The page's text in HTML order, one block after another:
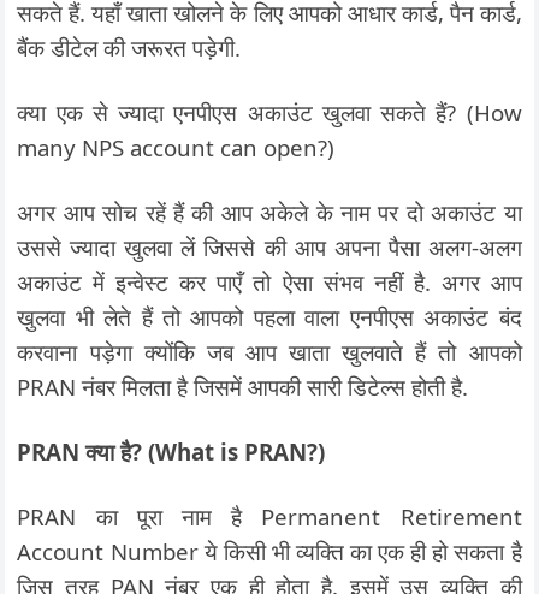
सकते हैं. यहाँ खाता खोलने के लिए आपको आधार कार्ड, पैन कार्ड,
बैंक डीटेल की जरूरत पड़ेगी.
क्या एक से ज्यादा एनपीएस अकाउंट खुलवा सकते हैं? (How
many NPS account can open?)
अगर आप सोच रहें हैं की आप अकेले के नाम पर दो अकाउंट या
उससे ज्यादा खुलवा लें जिससे की आप अपना पैसा अलग-अलग
अकाउंट में इन्वेस्ट कर पाएँ तो ऐसा संभव नहीं है. अगर आप
खुलवा भी लेते हैं तो आपको पहला वाला एनपीएस अकाउंट बंद
करवाना पड़ेगा क्योंकि जब आप खाता खुलवाते हैं तो आपको
PRAN नंबर मिलता है जिसमें आपकी सारी डिटेल्स होती है.
PRAN क्या है? (What is PRAN?)
PRAN का पूरा नाम है Permanent Retirement
Account Number ये किसी भी व्यक्ति का एक ही हो सकता है
जिस तरह PAN नंबर एक ही होता है. इसमें उस व्यक्ति की